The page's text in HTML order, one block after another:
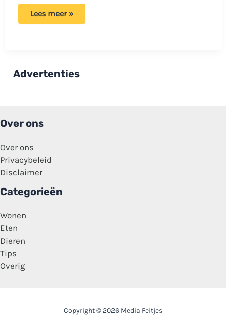
WVL
een
Lees meer »
Advertenties
Over ons
Over ons
Privacybeleid
Disclaimer
Categorieën
Wonen
Eten
Dieren
Tips
Overig
Copyright © 2026 Media Feitjes